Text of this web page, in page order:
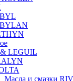
LEGUIL
Масла и смазки